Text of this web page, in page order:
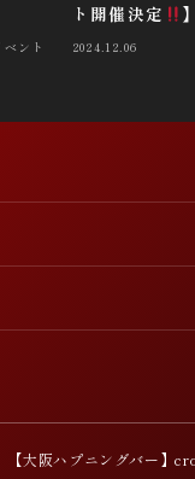
ベント
ト開催決定
】
2024.12.06
【大阪ハプニングバー】